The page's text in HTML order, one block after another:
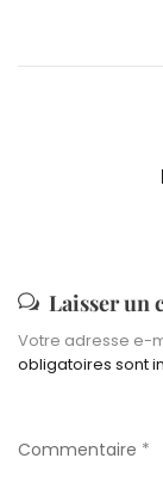
Laisser un
Votre adresse e-
obligatoires sont
Commentaire *